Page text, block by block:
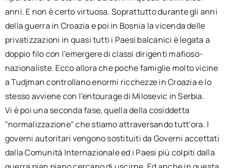
anni. E non è certo virtuosa. Soprattutto durante gli anni
della guerra in Croazia e poi in Bosnia la vicenda delle
privatizzazioni in quasi tutti i Paesi balcanici è legata a
doppio filo con l’emergere di classi dirigenti mafioso-
nazionaliste. Ecco allora che poche famiglie molto vicine
a Tudjman controllano enormi ricchezze in Croazia e lo
stesso avviene con l’entourage di Milosevic in Serbia.
Vi è poi una seconda fase, quella della cosiddetta
"normalizzazione" che stiamo attraversando tutt’ora. I
governi autoritari vengono sostituiti da Governi accettati
dalla Comunità Internazionale ed i Paesi più colpiti dalla